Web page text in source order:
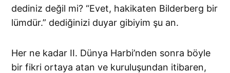
dediniz değil mi? “Evet, hakikaten Bilderberg bir
lümdür.” dediğinizi duyar gibiyim şu an.
Her ne kadar II. Dünya Harbi’nden sonra böyle
bir fikri ortaya atan ve kuruluşundan itibaren,